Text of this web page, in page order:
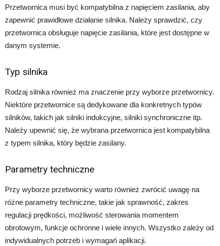
Przetwornica musi być kompatybilna z napięciem zasilania, aby
zapewnić prawidłowe działanie silnika. Należy sprawdzić, czy
przetwornica obsługuje napięcie zasilania, które jest dostępne w
danym systemie.
Typ silnika
Rodzaj silnika również ma znaczenie przy wyborze przetwornicy.
Niektóre przetwornice są dedykowane dla konkretnych typów
silników, takich jak silniki indukcyjne, silniki synchroniczne itp.
Należy upewnić się, że wybrana przetwornica jest kompatybilna
z typem silnika, który będzie zasilany.
Parametry techniczne
Przy wyborze przetwornicy warto również zwrócić uwagę na
różne parametry techniczne, takie jak sprawność, zakres
regulacji prędkości, możliwość sterowania momentem
obrotowym, funkcje ochronne i wiele innych. Wszystko zależy od
indywidualnych potrzeb i wymagań aplikacji.